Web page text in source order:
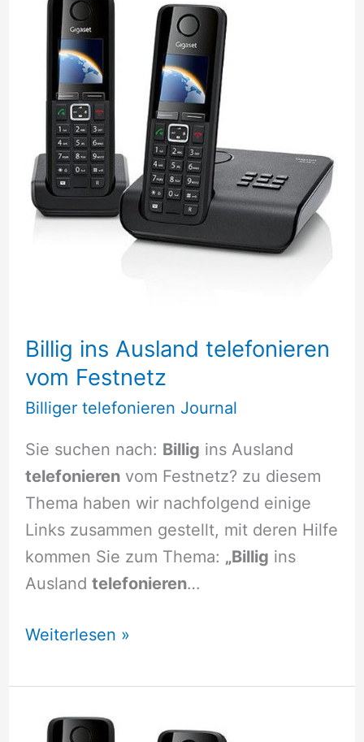
Billig ins Ausland telefonieren
vom Festnetz
Billiger telefonieren Journal
Sie suchen nach: Billig ins Ausland
telefonierenvom Festnetz? zu diesem
Thema haben wir nachfolgend einige
Links zusammen gestellt, mit deren Hilfe
kommen Sie zum Thema: „Billig ins
Ausland telefonieren…
Billig
Ausland
telefonieren
Weiterlesen »